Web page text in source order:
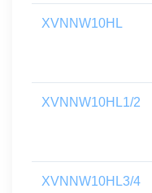
XVNNW10HL
XVNNW10HL1/2
XVNNW10HL3/4